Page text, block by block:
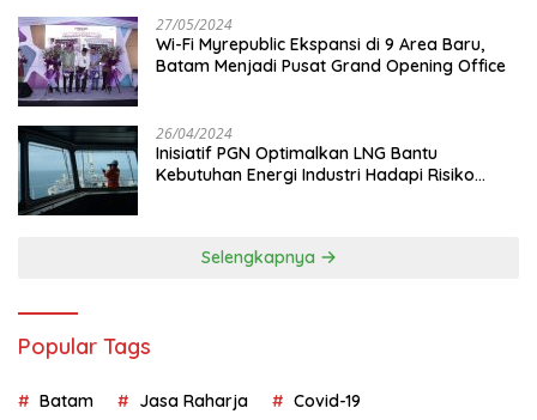
27/05/2024
Wi-Fi Myrepublic Ekspansi di 9 Area Baru,
Batam Menjadi Pusat Grand Opening Office
26/04/2024
Inisiatif PGN Optimalkan LNG Bantu
Kebutuhan Energi Industri Hadapi Risiko
Selengkapnya
Popular Tags
Batam Jasa Raharja Covid-19